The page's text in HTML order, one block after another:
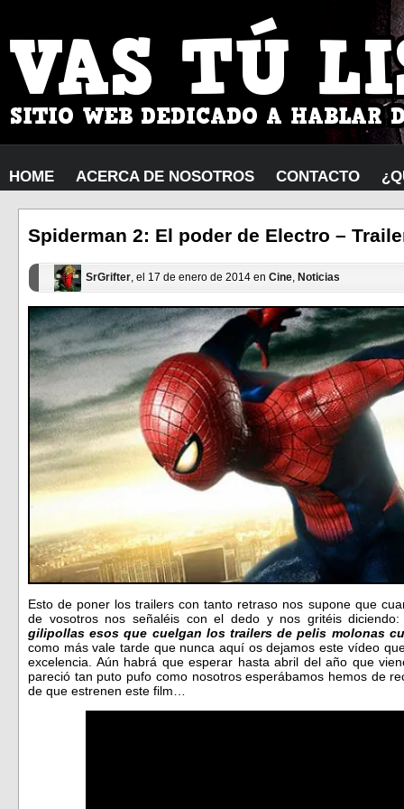
HOME ACERCA DE NOSOTROS CONTACTO
Spiderman 2: El poder de Electro –
SrGrifter, el 17 de enero de 2014 en Cine, Noticias
Esto de poner los trailers con tanto retraso nos supone que
de vosotros nos señaléis con el dedo y nos gritéis
gilipollas esos que cuelgan los trailers de pelis molonas
como más vale tarde que nunca aquí os dejamos este vídeo
excelencia. Aún habrá que esperar hasta abril del año que
pareció tan puto pufo como nosotros esperábamos hemos de
de que estrenen este film…